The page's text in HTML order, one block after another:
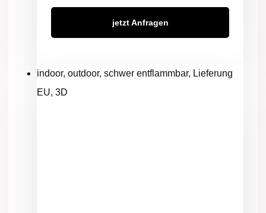
jetzt Anfragen
indoor, outdoor, schwer entflammbar, Lieferung
EU, 3D